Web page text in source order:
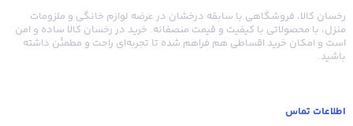
رخسان کالا، فروشگاهی با سابقه درخشان در عرضه لوازم خانگی و ملزومات
منزل، با محصولاتی با کیفیت و قیمت منصفانه. خرید در رخسان کالا ساده و امن
است و امکان خرید اقساطی هم فراهم شده تا تجربه‌ای راحت و مطمئن داشته
باشید.
اطلاعات تماس